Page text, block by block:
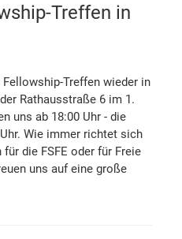
Treffen in
Treffen wieder in
Rathausstraße 6 im 1.
uns ab 18:00 Uhr - die
Wie immer richtet sich
die FSFE oder für Freie
uns auf eine große